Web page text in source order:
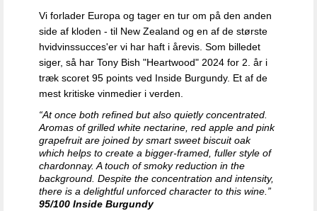
Vi forlader Europa og tager en tur om på den anden
side af kloden - til New Zealand og en af de største
hvidvinssucces'er vi har haft i årevis. Som billedet
siger, så har Tony Bish "Heartwood" 2024 for 2. år i
træk scoret 95 points ved Inside Burgundy. Et af de
mest kritiske vinmedier i verden.
“At once both refined but also quietly concentrated.
Aromas of grilled white nectarine, red apple and pink
grapefruit are joined by smart sweet biscuit oak
which helps to create a bigger-framed, fuller style of
chardonnay. A touch of smoky reduction in the
background. Despite the concentration and intensity,
there is a delightful unforced character to this wine.”
95/100 Inside Burgundy